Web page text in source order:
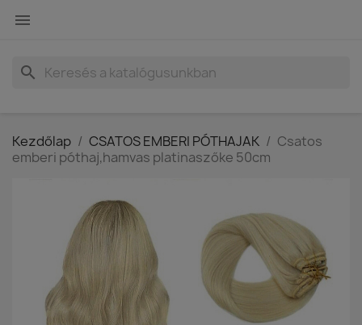

search
Kezdőlap CSATOS EMBERI PÓTHAJAK
Csatos
emberi póthaj,hamvas platinaszőke 50cm